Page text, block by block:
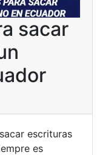
sacar
escrituras
es